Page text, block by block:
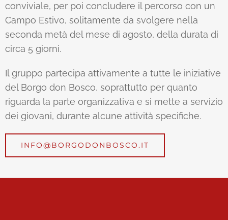
conviviale, per poi concludere il percorso con un
Campo Estivo, solitamente da svolgere nella
seconda metà del mese di agosto, della durata di
circa 5 giorni.
Il gruppo partecipa attivamente a tutte le iniziative
del Borgo don Bosco, soprattutto per quanto
riguarda la parte organizzativa e si mette a servizio
dei giovani, durante alcune attività specifiche.
INFO@BORGODONBOSCO.IT